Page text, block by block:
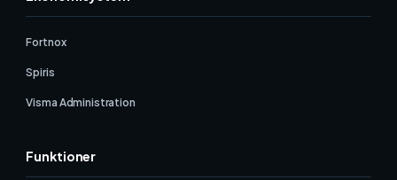
Fortnox
Spiris
Visma Administration
Funktioner